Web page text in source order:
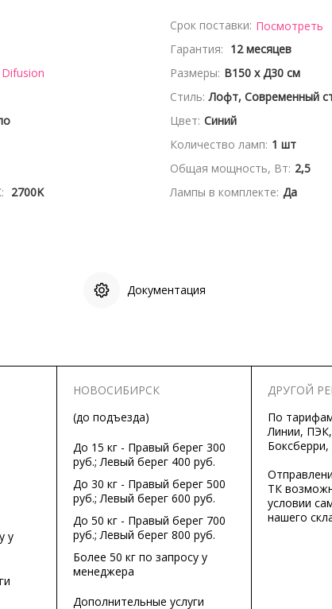
Срок поставки: Посмотреть
Гарантия: 12 месяцев
Размеры: В150 x Д30 см
Стиль: Лофт, Современный
Цвет: Синий
Количество ламп: 1 шт
Общая мощность, Вт: 2,5
2700K Лампы в комплекте: Да
Документация
у
НОВОСИБИРСК
(до подъезда)
До 15 кг - Правый берег 300
руб.; Левый берег 400 руб.
До 30 кг - Правый берег 500
руб.; Левый берег 600 руб.
До 50 кг - Правый берег 700
руб.; Левый берег 800 руб.
Более 50 кг по запросу у
менеджера
Дополнительные услуги
ДРУГОЙ
По
Линии,
ТК
условии
нашего